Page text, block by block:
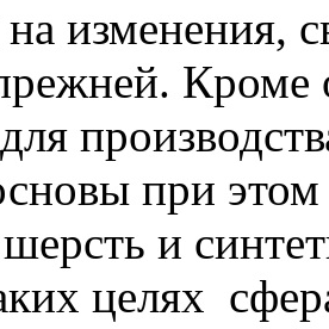
изменения,
при
и
целях